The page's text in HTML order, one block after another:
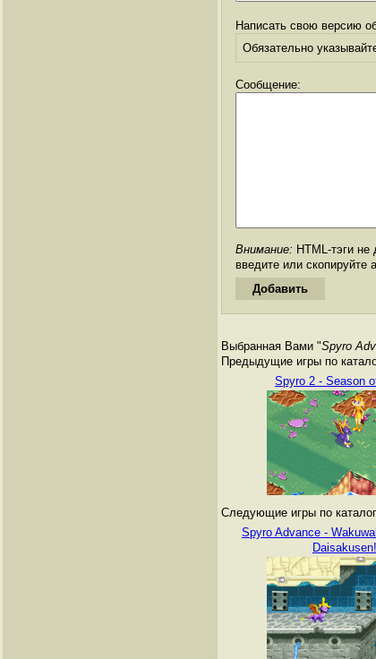
Написать свою версию
Обязательно
Сообщение:
Внимание: HTML-тэги
введите или
Выбранная Вами "Spyro
Предыдущие игры по
Spyro 2 - Season
Следующие игры по
Spyro Advance -
Daisakusen!